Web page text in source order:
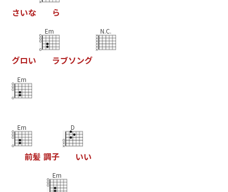
さいな ら
グロい
Em
ラブソング
N.C.
Em
Em
前髪 調子
D
いい
Em